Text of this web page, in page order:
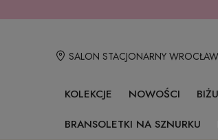
SALON STACJONARNY WROCŁAW
KOLEKCJE NOWOŚCI
BRANSOLETKI NA SZNURKU